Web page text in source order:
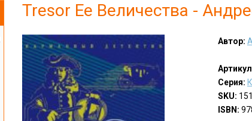
Tresor Ее Величества -
Автор:
Серия:
SKU:
ISBN: